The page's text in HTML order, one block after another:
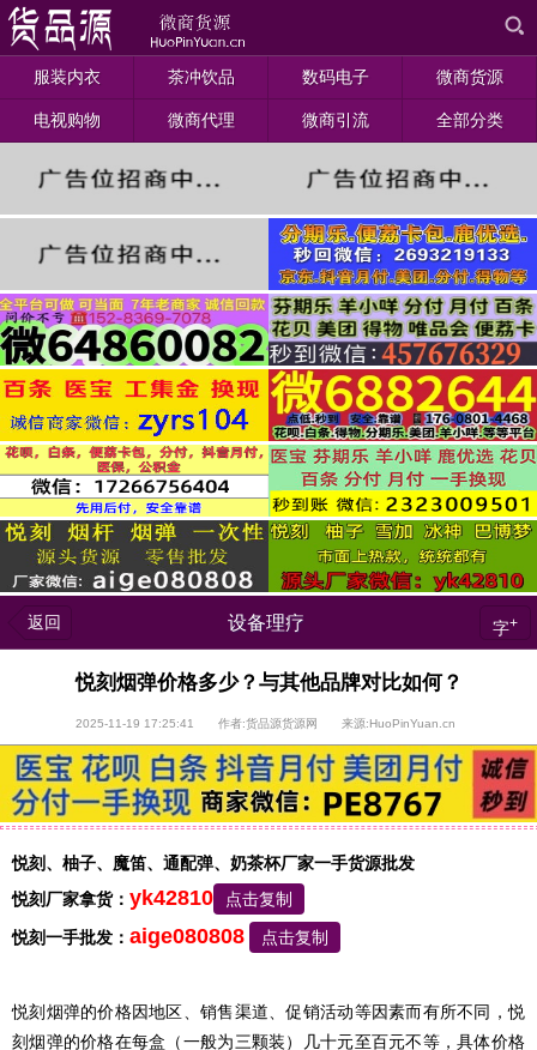
服装内衣 茶冲饮品 数码电子 微商货源
电视购物 微商代理 微商引流 全部分类
返回 设备理疗 字+
悦刻烟弹价格多少？与其他品牌对比如何？
2025-11-19 17:25:41 作者:货品源货源网 来源:HuoPinYuan.cn
悦刻、柚子、魔笛、通配弹、奶茶杯厂家一手货源批发
悦刻厂家拿货： yk42810
点击复制
悦刻一手批发： aige080808 点击复制
悦刻烟弹的价格因地区、销售渠道、促销活动等因素而有所不同，悦
刻烟弹的价格在每盒（一般为三颗装）几十元至百元不等，具体价格